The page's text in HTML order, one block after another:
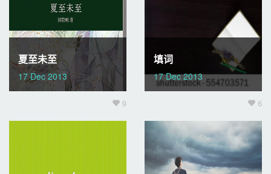
夏至未至
17 Dec 2013
9
填词
17 Dec 2013
6